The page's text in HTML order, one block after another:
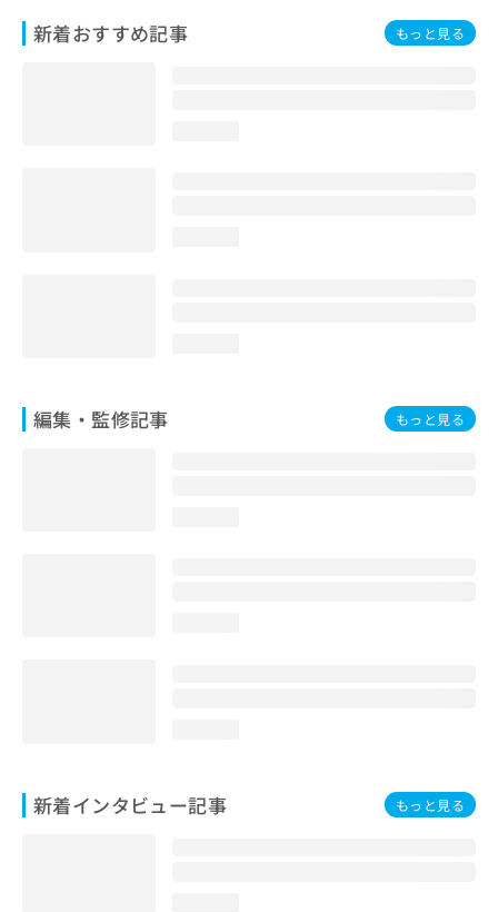
新着おすすめ記事 もっと見る
編集・監修記事 もっと見る
新着インタビュー記事 もっと見る
問